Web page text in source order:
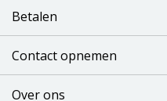
Betalen
Contact opnemen
Over ons